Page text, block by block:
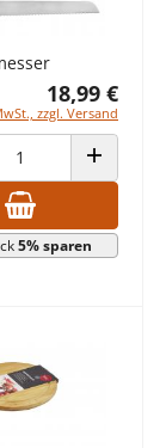
18,99 €
zzgl. Versand
ANZAHL
5% sparen